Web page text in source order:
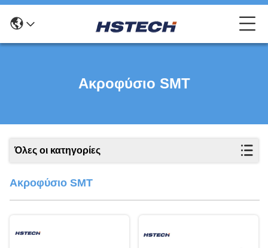
Ακροφύσιο SMT
Όλες οι κατηγορίες
Ακροφύσιο SMT